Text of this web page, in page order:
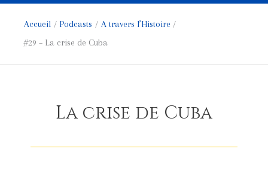
Accueil Podcasts
A travers l’Histoire
#29 – La crise de Cuba
La crise de Cuba